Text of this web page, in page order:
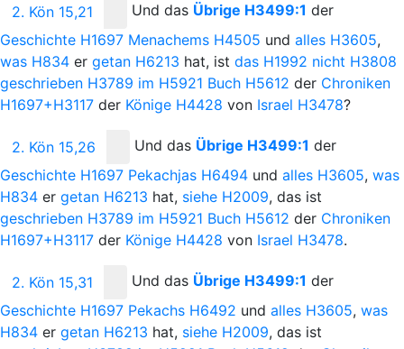
2. Kön 15,21 Und das Übrige H3499:1 der
Geschichte H1697 Menachems H4505 und alles H3605,
was H834 er getan H6213 hat, ist das H1992 nicht H3808
geschrieben H3789 im H5921 Buch H5612 der Chroniken
H1697+H3117 der Könige H4428 von Israel H3478?
2. Kön 15,26 Und das Übrige H3499:1 der
Geschichte H1697 Pekachjas H6494 und alles H3605, was
H834 er getan H6213 hat, siehe H2009, das ist
geschrieben H3789 im H5921 Buch H5612 der Chroniken
H1697+H3117 der Könige H4428 von Israel H3478.
2. Kön 15,31 Und das Übrige H3499:1 der
Geschichte H1697 Pekachs H6492 und alles H3605, was
H834 er getan H6213 hat, siehe H2009, das ist